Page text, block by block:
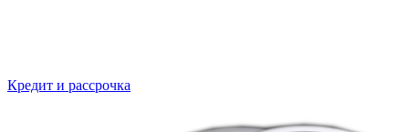
Кредит и рассрочка